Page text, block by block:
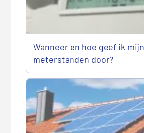
Wanneer en hoe geef ik mijn
meterstanden door?